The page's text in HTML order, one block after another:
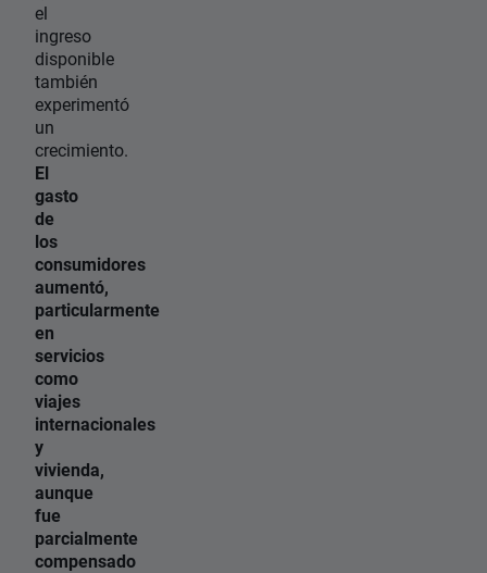
el
ingreso
disponible
también
experimentó
un
crecimiento.
El
gasto
de
los
consumidores
aumentó,
particularmente
en
servicios
como
viajes
internacionales
y
vivienda,
aunque
fue
parcialmente
compensado